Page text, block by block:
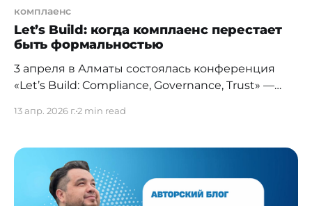
комплаенс
Let’s Build: когда комплаенс перестает
быть формальностью
3 апреля в Алматы состоялась конференция
«Let’s Build: Compliance, Governance, Trust» —
давно созрел для взрослого, честного
управлении и рисках. Именно в контексте
неудобных вопросов и подходов к работе,
которые могут быть далеки от красивых
13 апр. 2026 г.2 min read